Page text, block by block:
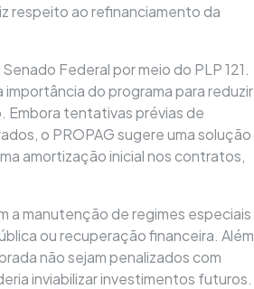
respeito ao refinanciamento da
Federal por meio do PLP 121.
do programa para reduzir
Embora tentativas prévias de
o PROPAG sugere uma solução
amortização inicial nos contratos,
a manutenção de regimes especiais
ou recuperação financeira. Além
não sejam penalizados com
inviabilizar investimentos futuros.